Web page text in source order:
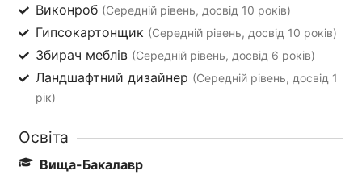
Виконроб (Середній рівень, досвід 10 років)
Гипсокартонщик (Середній рівень, досвід 10 років)
Збирач меблів (Середній рівень, досвід 6 років)
Ландшафтний дизайнер (Середній рівень, досвід 1
рік)
Освіта
Вища-Бакалавр